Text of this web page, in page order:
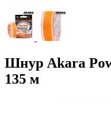
Шнур Akara
135 м